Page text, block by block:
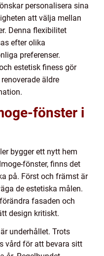
personalisera sina
att välja mellan
Denna flexibilitet
efter olika
preferenser.
estetisk finess gör
äldre
fönster i
bygger ett nytt hem
fönster, finns det
på. Först och främst är
de estetiska målen.
fasaden och
design kritiskt.
underhållet. Trots
vård för att bevara sitt